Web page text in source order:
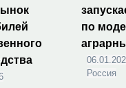
по
Россия